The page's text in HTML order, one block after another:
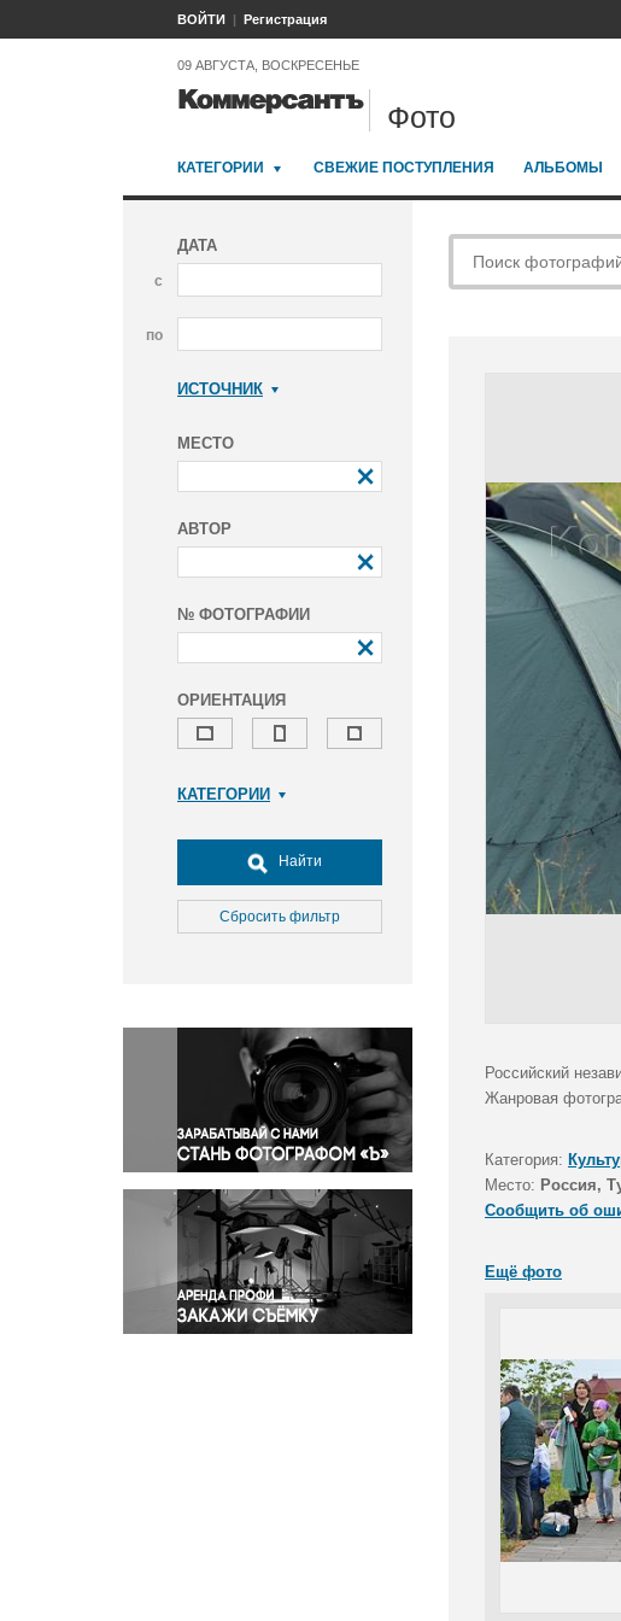
ВОЙТИ Регистрация
09 АВГУСТА, ВОСКРЕСЕНЬЕ
Фото
КАТЕГОРИИ СВЕЖИЕ ПОСТУПЛЕНИЯ АЛЬБОМЫ
ДАТА
с
по
ИСТОЧНИК
МЕСТО
АВТОР
№ ФОТОГРАФИИ
ОРИЕНТАЦИЯ
КАТЕГОРИИ
Досуг, туризм и отдых
Культура
Медицина
Окружающая среда
Политика
Правосудие
Происшествия и конфликты
Религия
Светская жизнь
Спорт
Экология
Экономика и бизнес
Найти
Сбросить фильтр
Российский
Жанровая
Категория:
Место: Россия,
Сообщить об
Ещё фото